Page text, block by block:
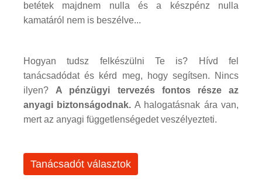
betétek majdnem nulla és a készpénz nulla
kamatáról nem is beszélve...
Hogyan tudsz felkészülni Te is? Hívd fel
tanácsadódat és kérd meg, hogy segítsen. Nincs
ilyen? A pénzügyi tervezés fontos része az
anyagi biztonságodnak. A halogatásnak ára van,
mert az anyagi függetlenségedet veszélyezteti.
Tanácsadót választok